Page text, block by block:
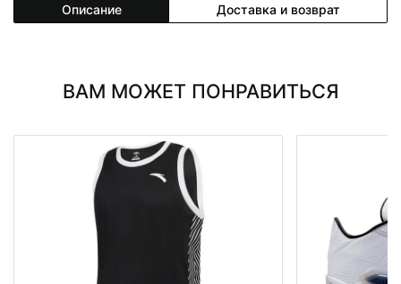
Описание Доставка и возврат
ВАМ МОЖЕТ ПОНРАВИТЬСЯ